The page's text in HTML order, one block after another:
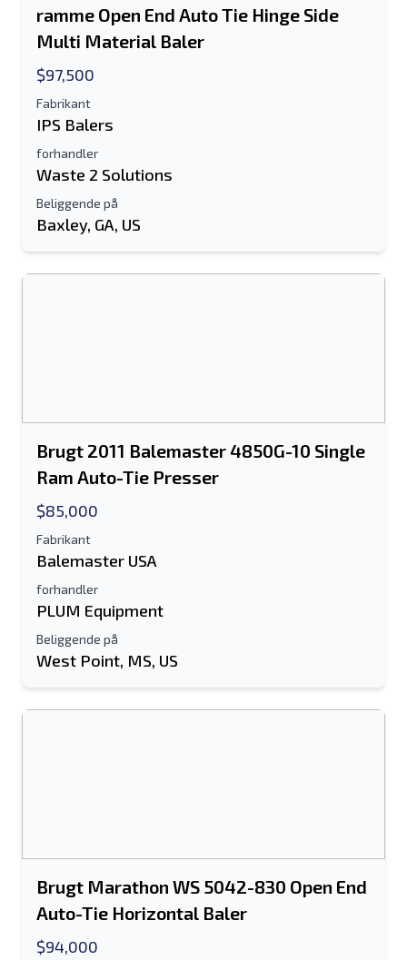
ramme Open End Auto Tie Hinge Side
Multi Material Baler
$97,500
Fabrikant
IPS Balers
forhandler
Waste 2 Solutions
Beliggende på
Baxley, GA, US
Brugt 2011 Balemaster 4850G-10 Single
Ram Auto-Tie Presser
$85,000
Fabrikant
Balemaster USA
forhandler
PLUM Equipment
Beliggende på
West Point, MS, US
Brugt Marathon WS 5042-830 Open End
Auto-Tie Horizontal Baler
$94,000